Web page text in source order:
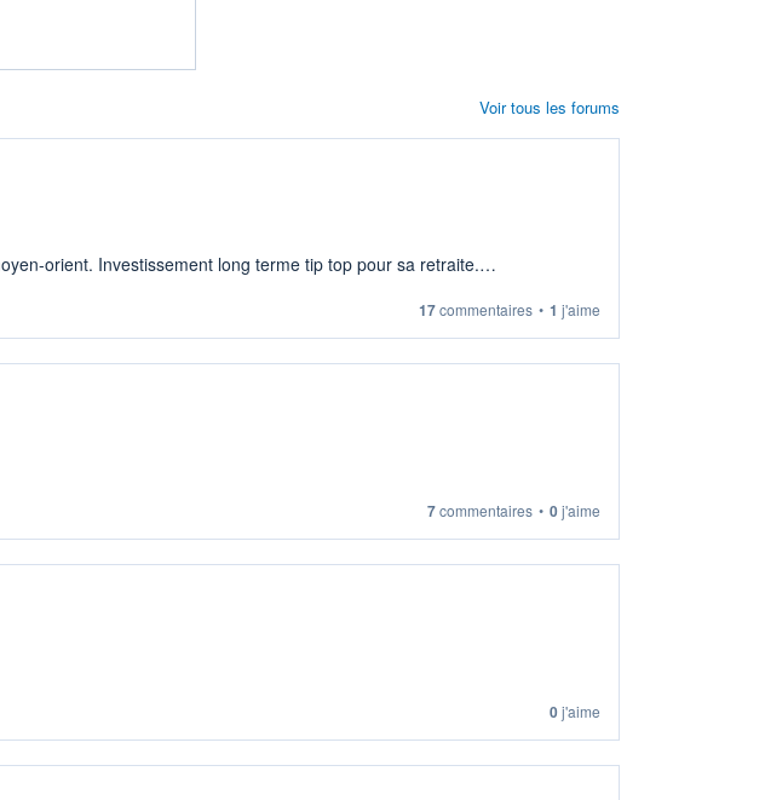
orient. Investissement long terme tip top pour sa retraite.
17commentaires • 1 j'aime
7commentaires • 0j'aime
0j'aime
Voir tous les forums